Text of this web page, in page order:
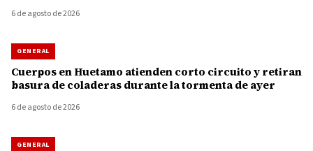
6 de agosto de 2026
GENERAL
Cuerpos en Huetamo atienden corto circuito y retiran
basura de coladeras durante la tormenta de ayer
6 de agosto de 2026
GENERAL